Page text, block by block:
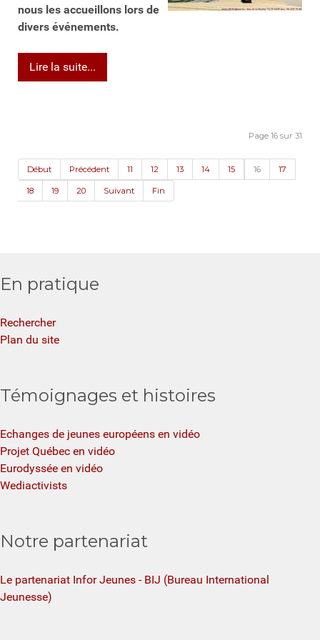
nous les accueillons lors de
divers événements.
Lire la suite...
Page 16 sur 31
Début Précédent 11 12 13 14 15 16 17
18 19 20 Suivant Fin
En pratique
Rechercher
Plan du site
Témoignages et histoires
Echanges de jeunes européens en vidéo
Projet Québec en vidéo
Eurodyssée en vidéo
Wediactivists
Notre partenariat
Le partenariat Infor Jeunes - BIJ (Bureau International
Jeunesse)